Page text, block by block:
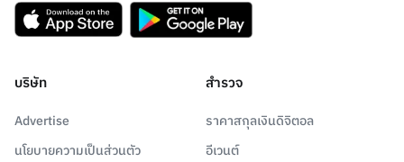
บริษัท
Advertise
นโยบายความเป็นส่วนตัว
สำรวจ
ราคาสกุลเงินดิจิตอล
อีเวนต์